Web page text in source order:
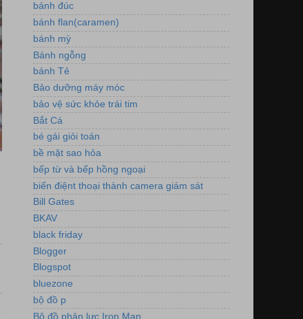
bánh đúc
bánh flan(caramen)
bánh mỳ
Bánh ngỗng
bánh Tẻ
Bảo dưỡng máy móc
bảo vệ sức khỏe trái tim
Bắt Cá
bé gái giỏi toán
bề mặt sao hỏa
bếp từ và bếp hồng ngoại
biến điệnt thoại thành camera giám sát
Bill Gates
BKAV
black friday
Blogger
Blogspot
bluezone
bộ đồ p
Bộ đồ phản lực Iron Man